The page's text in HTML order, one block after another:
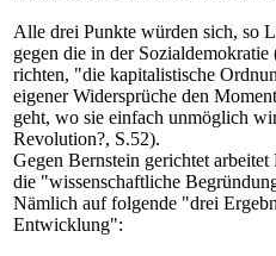
Alle drei Punkte würden sich, so
gegen die in der
richten, "die kapitalistische
eigener Widersprüche den
geht, wo sie einfach unmöglich
Revolution?, S.52).
Gegen Bernstein gerichtet
die "wissenschaftliche
Nämlich auf folgende "drei
Entwicklung":